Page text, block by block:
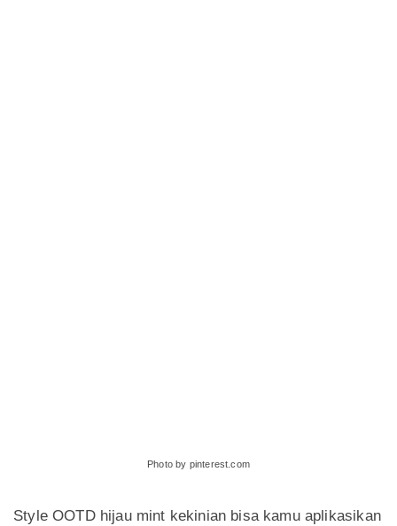
Photo by pinterest.com
Style OOTD hijau mint kekinian bisa kamu aplikasikan